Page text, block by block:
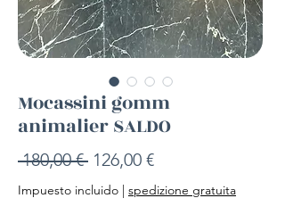
Mocassini gomm
animalier SALDO
180,00 € Precio
126,00 €Precio
de
Impuesto incluido | spedizione gratuita